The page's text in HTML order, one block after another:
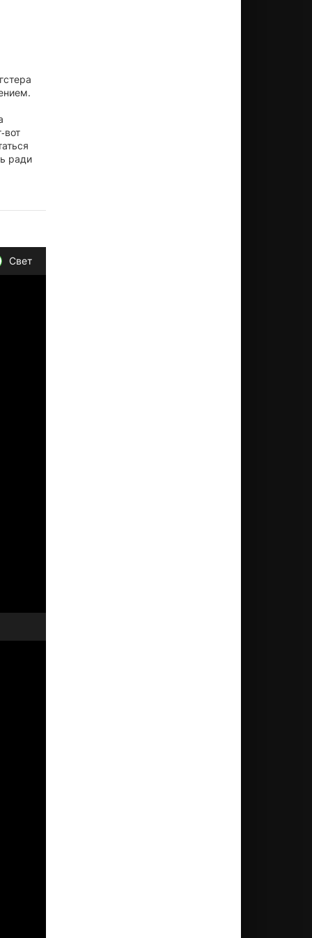
ради
Свет